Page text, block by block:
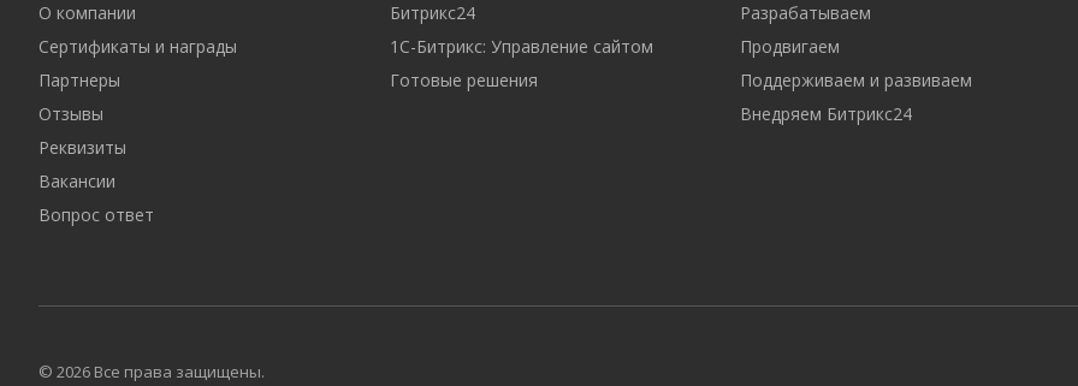
О компании
Сертификаты и награды
Партнеры
Отзывы
Реквизиты
Вакансии
Вопрос ответ
Битрикс24
1С-Битрикс: Управление сайтом
Готовые решения
Разрабатываем
Продвигаем
Поддерживаем и развиваем
Внедряем Битрикс24
© 2026 Все права защищены.